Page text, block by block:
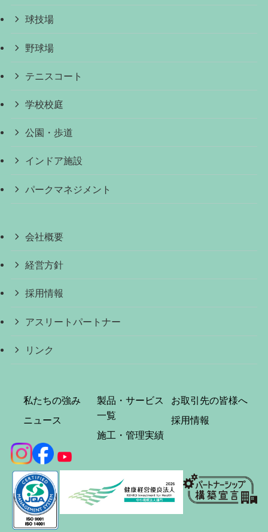
球技場
野球場
テニスコート
学校校庭
公園・歩道
インドア施設
パークマネジメント
会社概要
経営方針
採用情報
アスリートパートナー
リンク
私たちの強み
ニュース
製品・サービス
一覧
施工・管理実績
お取引先の皆様へ
採用情報